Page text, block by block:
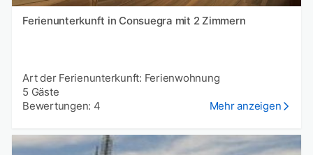
Ferienunterkunft in Consuegra mit 2 Zimmern
Art der Ferienunterkunft: Ferienwohnung
5 Gäste
Bewertungen: 4
Mehr anzeigen